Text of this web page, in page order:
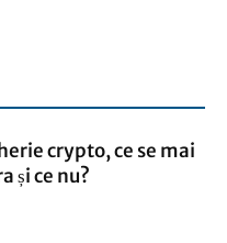
crypto, ce se mai
și ce nu?